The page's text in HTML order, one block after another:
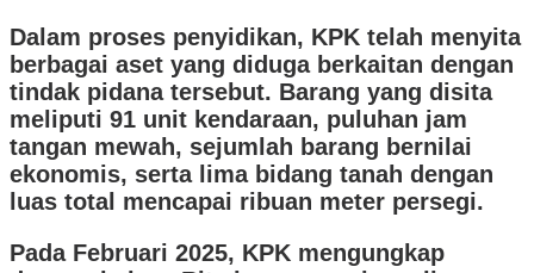
Dalam proses penyidikan, KPK telah menyita
berbagai aset yang diduga berkaitan dengan
tindak pidana tersebut. Barang yang disita
meliputi 91 unit kendaraan, puluhan jam
tangan mewah, sejumlah barang bernilai
ekonomis, serta lima bidang tanah dengan
luas total mencapai ribuan meter persegi.
Pada Februari 2025, KPK mengungkap